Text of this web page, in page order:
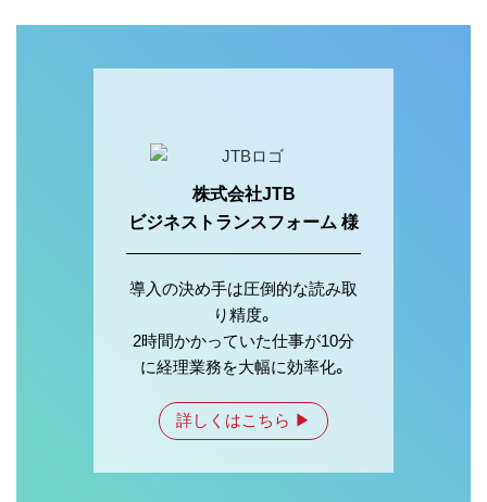
株式会社JTB
ビジネストランスフォーム 様
導入の決め手は圧倒的な読み取
り精度。
2時間かかっていた仕事が10分
に経理業務を大幅に効率化。
詳しくはこちら ▶︎